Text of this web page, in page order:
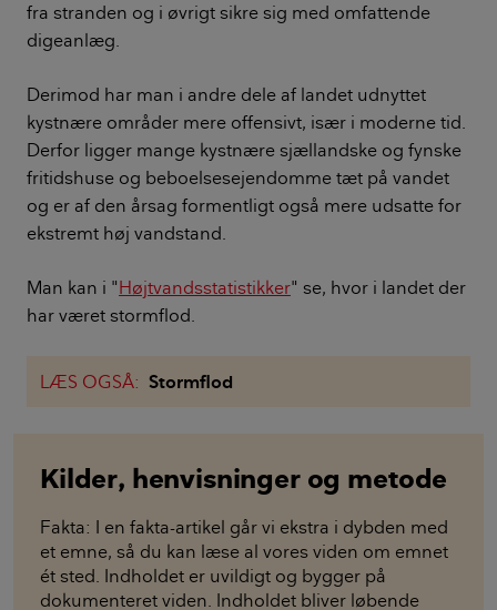
fra stranden og i øvrigt sikre sig med omfattende
digeanlæg.
Derimod har man i andre dele af landet udnyttet
kystnære områder mere offensivt, især i moderne tid.
Derfor ligger mange kystnære sjællandske og fynske
fritidshuse og beboelsesejendomme tæt på vandet
og er af den årsag formentligt også mere udsatte for
ekstremt høj vandstand.
Man kan i "Højtvandsstatistikker" se, hvor i landet der
har været stormflod.
LÆS OGSÅ: Stormflod
Kilder, henvisninger og metode
Fakta: I en fakta-artikel går vi ekstra i dybden med
et emne, så du kan læse al vores viden om emnet
ét sted. Indholdet er uvildigt og bygger på
dokumenteret viden. Indholdet bliver løbende